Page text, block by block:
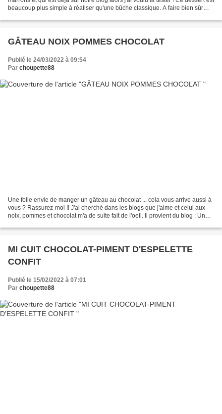
beaucoup plus simple à réaliser qu'une bûche classique. A faire bien sûr
GÂTEAU NOIX POMMES CHOCOLAT
Publié le 24/03/2022 à 09:54
Par choupette88
Une folle envie de manger un gâteau au chocolat ... cela vous arrive aussi à
vous ? Rassurez-moi !! J'ai cherché dans les blogs que j'aime et celui aux
noix, pommes et chocolat m'a de suite fait de l'oeil. Il provient du blog : Un
MI CUIT CHOCOLAT-PIMENT D'ESPELETTE
CONFIT
Publié le 15/02/2022 à 07:01
Par choupette88